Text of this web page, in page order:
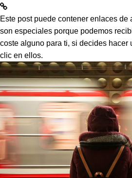
Este post puede contener enlaces
son especiales porque podemos
coste alguno para ti, si decides hacer
clic en ellos.